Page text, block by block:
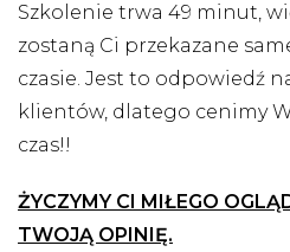
Szkolenie trwa 49 minut,
zostaną Ci przekazane
czasie. Jest to odpowiedź
klientów, dlatego cenimy
czas!!
ŻYCZYMY CI MIŁEGO
TWOJĄ OPINIĘ.